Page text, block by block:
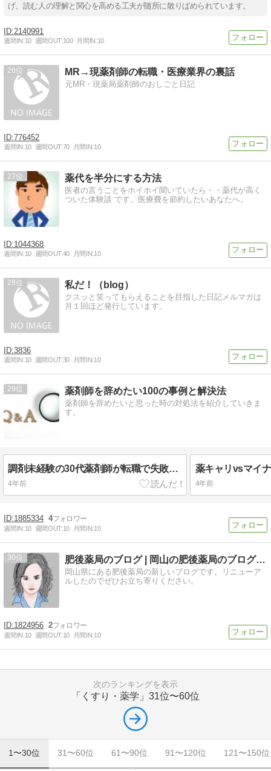
げ、読む人の理解と関心を高める工夫が随所に散りばめられています。
2140991
週間IN:10 週間OUT:100 月間IN:10
26 MR→現薬剤師の転職・医療業界の裏話
元MR・現薬局薬剤師のおしごと日記
776452
週間IN:10 週間OUT:70 月間IN:10
27 薬代を半分にする方法
医者の言うことをホイホイ聞いていたら・・薬代が高く
ついた体験談 です。医療費を節約したいあなたへ。
1044368
週間IN:10 週間OUT:40 月間IN:10
28 私だ！（blog）
クスッと笑ってもらえることを目指した日記メルマガは
月１回ほど発行しています。
3836
週間IN:10 週間OUT:30 月間IN:10
29 薬剤師を辞めたい100の事例と解決法
薬剤師を辞めたいと思った時の対処法を紹介していきま
す。
調剤未経験の30代薬剤師が転職で失敗する４つの理由
4年前 4年前
1885334 4
週間IN:10 週間OUT:10 月間IN:10
30 肥後薬局のブログ | 岡山の肥後薬局のブログです
岡山県にある肥後薬局の新しいブログです。リニューア
ルしたのでぜひお立ち寄りください。
1824956 2
週間IN:10 週間OUT:10 月間IN:10
次のランキングを表示
「くすり・薬学」 31位〜60位
1〜30位 31〜60位 61〜90位 91〜120位 121〜150位